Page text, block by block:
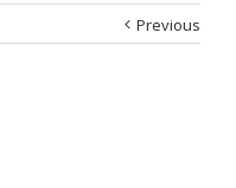
Previous